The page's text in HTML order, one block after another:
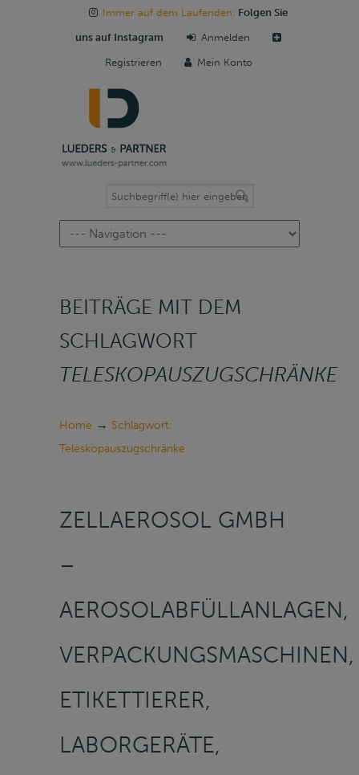
Immer auf dem Laufenden: Folgen Sie
uns auf Instagram Anmelden
Registrieren Mein Konto
Navigation
BEITRÄGE MIT DEM
SCHLAGWORT
TELESKOPAUSZUGSCHRÄNKE
Home → Schlagwort:
Teleskopauszugschränke
ZELLAEROSOL GMBH
–
AEROSOLABFÜLLANLAGEN,
VERPACKUNGSMASCHINEN,
ETIKETTIERER,
LABORGERÄTE,